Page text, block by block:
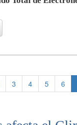
3 4 5 6